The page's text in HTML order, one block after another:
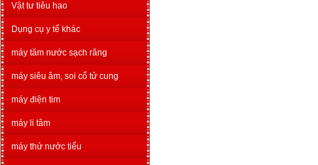
Vật tư tiêu hao
Dụng cụ y tế khác
máy tăm nước sạch răng
máy siêu âm, soi cổ tử cung
máy điện tim
máy li tâm
máy thử nước tiểu